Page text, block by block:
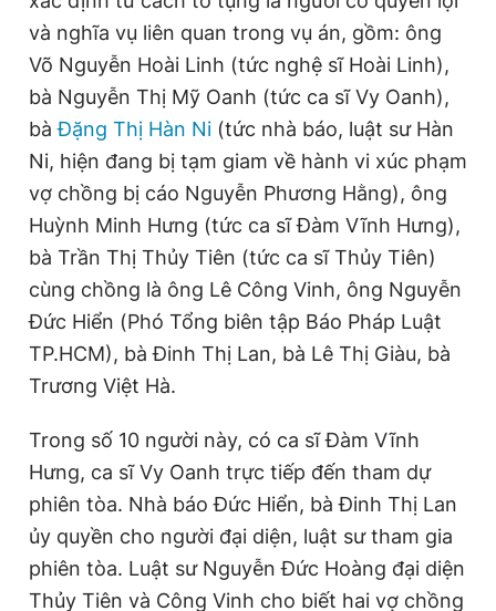
và nghĩa vụ liên quan trong vụ án, gồm: ông
Võ Nguyễn Hoài Linh (tức nghệ sĩ Hoài Linh),
bà Nguyễn Thị Mỹ Oanh (tức ca sĩ Vy Oanh),
bàÐặng Thị Hàn Ni (tức nhà báo, luật sư Hàn
Ni, hiện đang bị tạm giam về hành vi xúc phạm
vợ chồng bị cáo Nguyễn Phương Hằng), ông
Huỳnh Minh Hưng (tức ca sĩ Đàm Vĩnh Hưng),
bà Trần Thị Thủy Tiên (tức ca sĩ Thủy Tiên)
cùng chồng là ông Lê Công Vinh, ông Nguyễn
Đức Hiển (Phó Tổng biên tập Báo Pháp Luật
TP.HCM), bà Ðinh Thị Lan, bà Lê Thị Giàu, bà
Trương Việt Hà.
Trong số 10 người này, có ca sĩ Đàm Vĩnh
Hưng, ca sĩ Vy Oanh trực tiếp đến tham dự
phiên tòa. Nhà báo Đức Hiển, bà Đinh Thị Lan
ủy quyền cho người đại diện, luật sư tham gia
phiên tòa. Luật sư Nguyễn Đức Hoàng đại diện
Thủy Tiên và Công Vinh cho biết hai vợ chồng